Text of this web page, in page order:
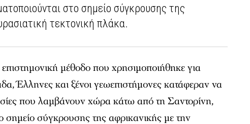
στο σημείο σύγκρουσης της
τεκτονική πλάκα.
μέθοδο που χρησιμοποιήθηκε για
Έλληνες και ξένοι γεωεπιστήμονες κατάφεραν να
που λαμβάνουν χώρα κάτω από τη Σαντορίνη,
σημείο σύγκρουσης της αφρικανικής με την